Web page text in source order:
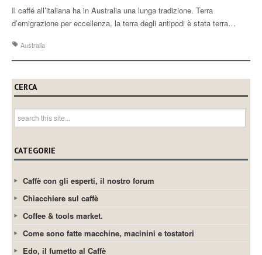
Il caffé all’italiana ha in Australia una lunga tradizione. Terra
d’emigrazione per eccellenza, la terra degli antipodi è stata terra…
Australia
CERCA
CATEGORIE
Caffè con gli esperti, il nostro forum
Chiacchiere sul caffè
Coffee & tools market.
Come sono fatte macchine, macinini e tostatori
Edo, il fumetto al Caffè